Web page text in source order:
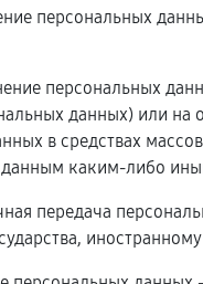
персональных
персональных
данных) или
в средствах
каким-либо
передача